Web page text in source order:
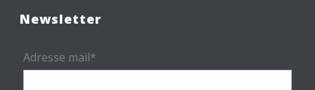
Newsletter
Adresse mail*